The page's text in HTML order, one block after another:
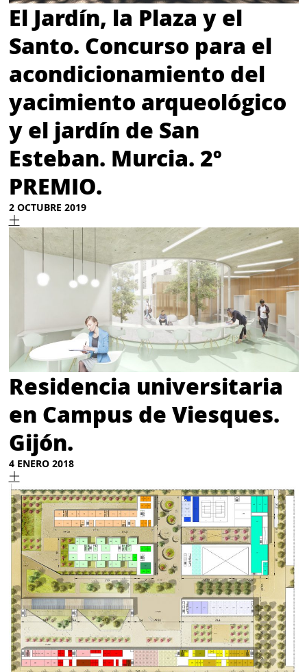
El Jardín, la Plaza y el
Santo. Concurso para el
acondicionamiento del
yacimiento arqueológico
y el jardín de San
Esteban. Murcia. 2º
PREMIO.
2 OCTUBRE 2019
Residencia universitaria
en Campus de Viesques.
Gijón.
4 ENERO 2018